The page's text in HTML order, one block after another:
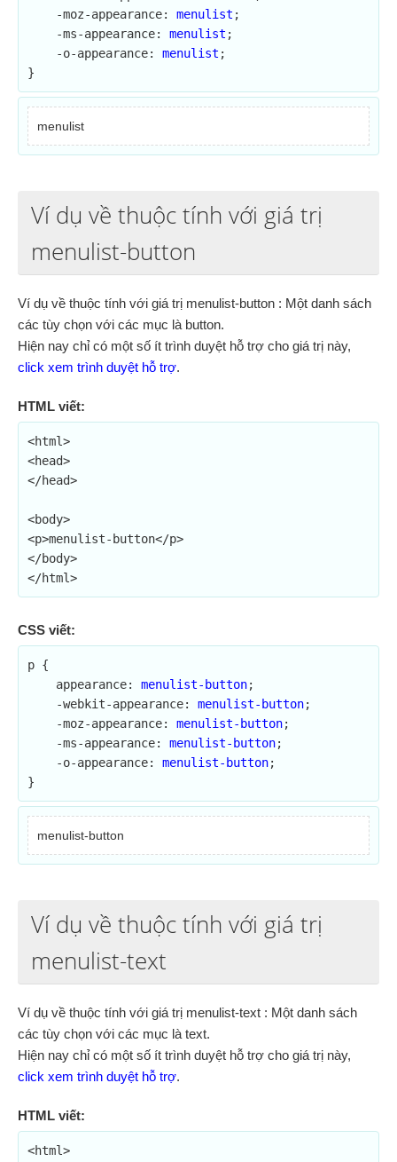
    -moz-appearance:
menulist ;
    -ms-appearance:
menulist ;
    -o-appearance:
menulist ;
}
menulist
Ví dụ về thuộc tính với giá trị
menulist-button
Ví dụ về thuộc tính với giá trị menulist-button : Một danh sách
các tùy chọn với các mục là button.
Hiện nay chỉ có một số ít trình duyệt hỗ trợ cho giá trị này,
click xem trình duyệt hỗ trợ.
HTML viết:
<html>
<head>
</head>
<body>
<p>menulist-button</p>
</body>
</html>
CSS viết:
p {
    appearance:
menulist-button;
    -webkit-appearance:
menulist-button;
    -moz-appearance:
menulist-button;
    -ms-appearance:
menulist-button;
    -o-appearance:
menulist-button;
}
menulist-button
Ví dụ về thuộc tính với giá trị
menulist-text
Ví dụ về thuộc tính với giá trị menulist-text : Một danh sách
các tùy chọn với các mục là text.
Hiện nay chỉ có một số ít trình duyệt hỗ trợ cho giá trị này,
click xem trình duyệt hỗ trợ.
HTML viết:
<html>